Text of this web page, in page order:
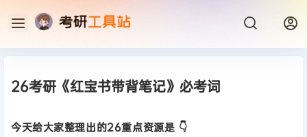
26考研《红宝书带背笔记》必考词
今天给大家整理出的26重点资源是 👇